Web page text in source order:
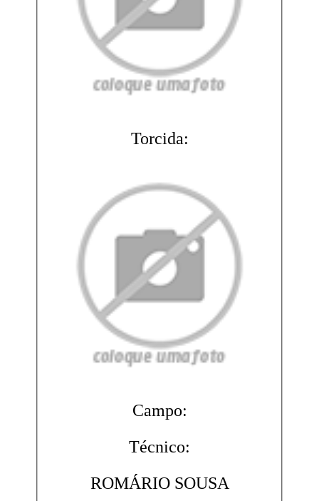
Torcida:
Campo:
Técnico:
ROMÁRIO SOUSA